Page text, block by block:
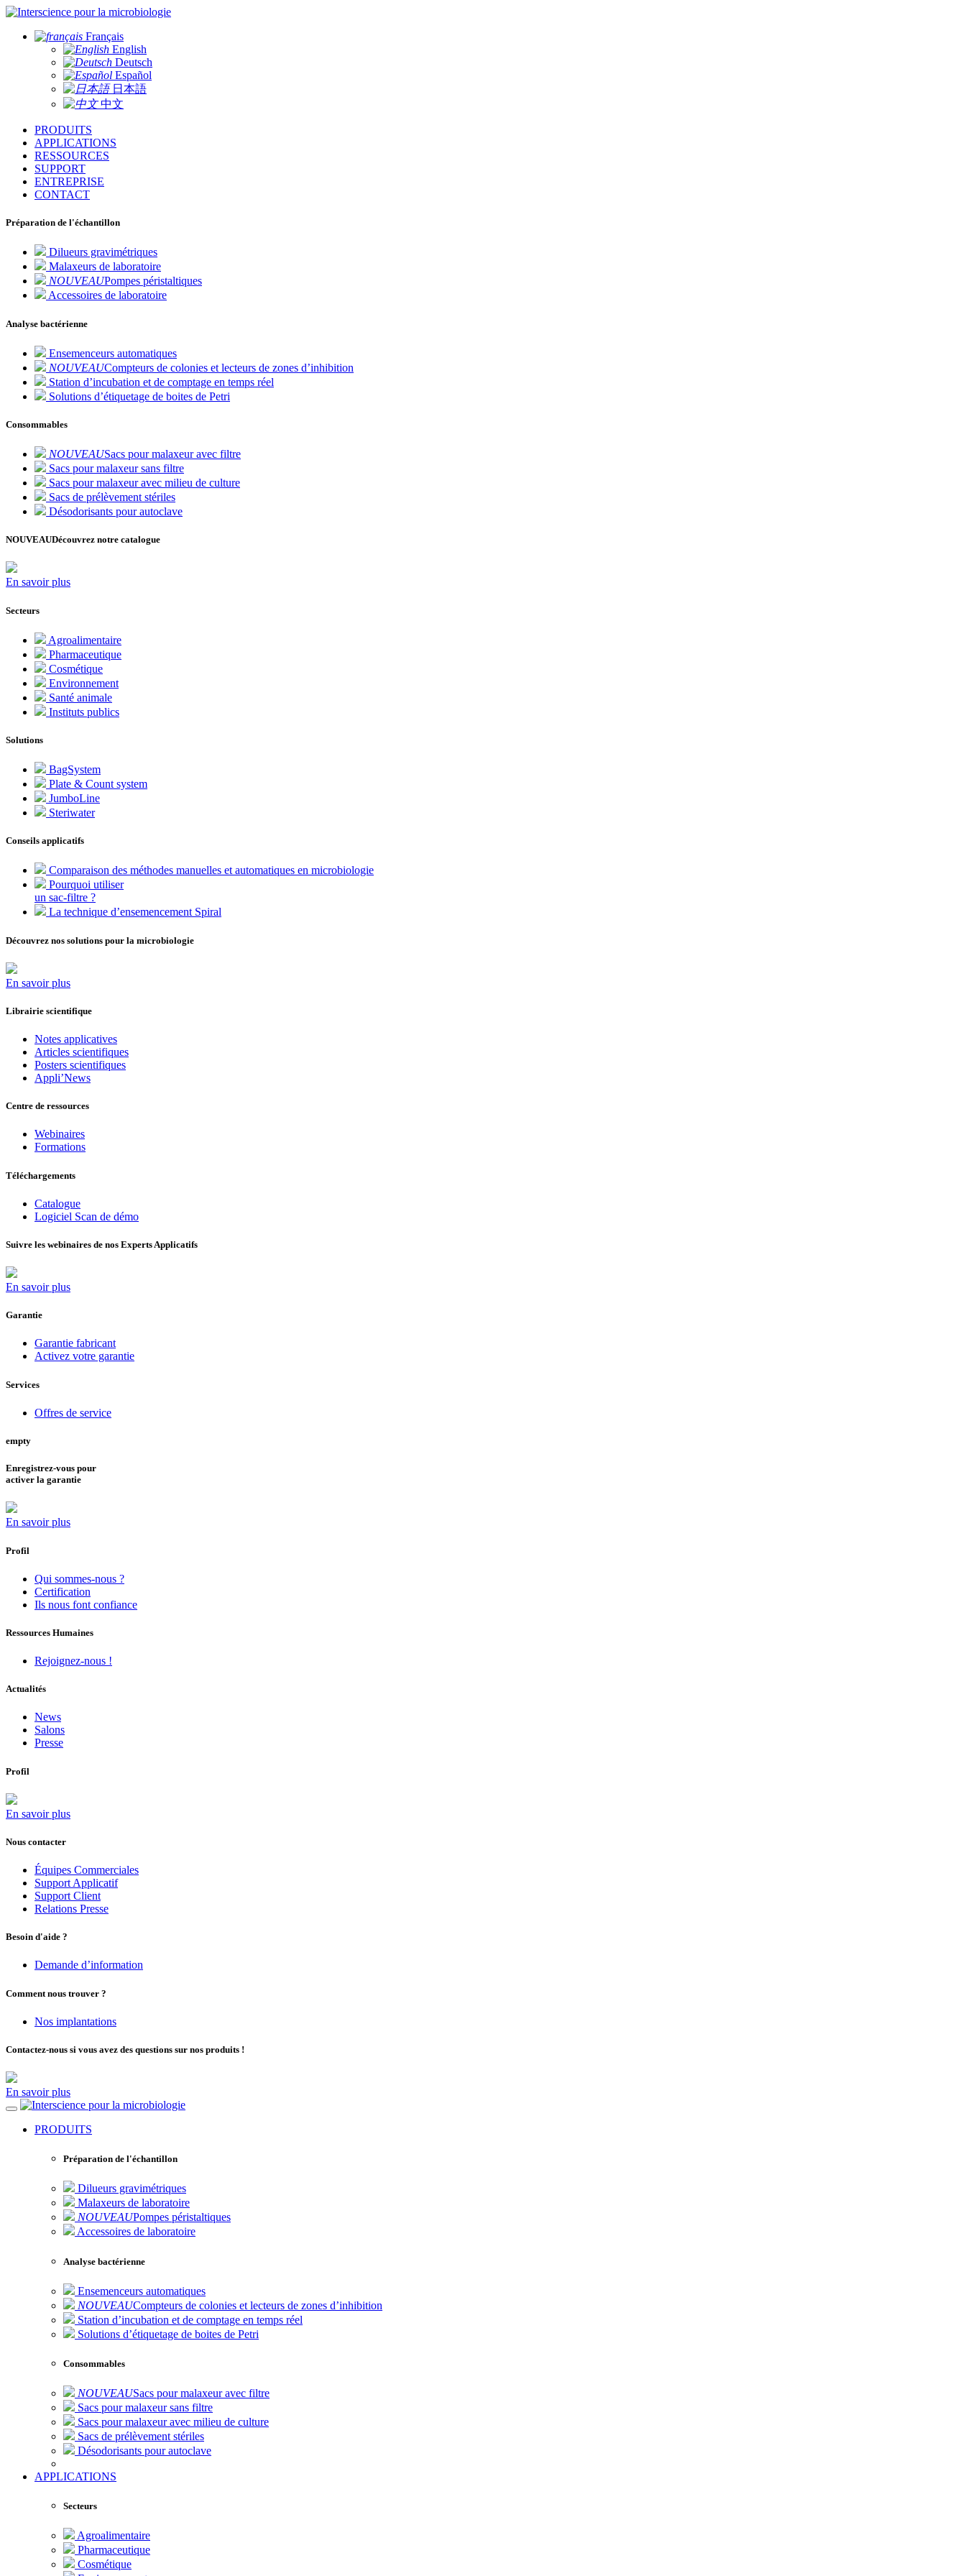
pour la microbiologie
Français
English
Deutsch
Español
日本語
中文
PRODUITS
APPLICATIONS
RESSOURCES
SUPPORT
ENTREPRISE
CONTACT
Préparation de l'échantillon
Dilueurs gravimétriques
Malaxeurs de laboratoire
NOUVEAUPompes péristaltiques
Accessoires de laboratoire
Analyse bactérienne
Ensemenceurs automatiques
NOUVEAUCompteurs de colonies et lecteurs de zones d’inhibition
Station d’incubation et de comptage en temps réel
Solutions d’étiquetage de boites de Petri
Consommables
NOUVEAUSacs pour malaxeur avec filtre
Sacs pour malaxeur sans filtre
Sacs pour malaxeur avec milieu de culture
Sacs de prélèvement stériles
Désodorisants pour autoclave
NOUVEAUDécouvrez notre catalogue
En savoir plus
Secteurs
Agroalimentaire
Pharmaceutique
Cosmétique
Environnement
Santé animale
Instituts publics
Solutions
BagSystem
Plate & Count system
JumboLine
Steriwater
Conseils applicatifs
Comparaison des méthodes manuelles et automatiques en microbiologie
Pourquoi utiliser
un sac-filtre ?
La technique d’ensemencement Spiral
Découvrez nos solutions pour la microbiologie
En savoir plus
Librairie scientifique
Notes applicatives
Articles scientifiques
Posters scientifiques
Appli’News
Centre de ressources
Webinaires
Formations
Téléchargements
Catalogue
Logiciel Scan de démo
Suivre les webinaires de nos Experts Applicatifs
En savoir plus
Garantie
Garantie fabricant
Activez votre garantie
Services
Offres de service
empty
Enregistrez-vous pour
activer la garantie
En savoir plus
Profil
Qui sommes-nous ?
Certification
Ils nous font confiance
Ressources Humaines
Rejoignez-nous !
Actualités
News
Salons
Presse
Profil
En savoir plus
Nous contacter
Équipes Commerciales
Support Applicatif
Support Client
Relations Presse
Besoin d'aide ?
Demande d’information
Comment nous trouver ?
Nos implantations
Contactez-nous si vous avez des questions sur nos produits !
En savoir plus
pour la microbiologie
PRODUITS
Préparation de l'échantillon
Dilueurs gravimétriques
Malaxeurs de laboratoire
NOUVEAUPompes péristaltiques
Accessoires de laboratoire
Analyse bactérienne
Ensemenceurs automatiques
NOUVEAUCompteurs de colonies et lecteurs de zones d’inhibition
Station d’incubation et de comptage en temps réel
Solutions d’étiquetage de boites de Petri
Consommables
NOUVEAUSacs pour malaxeur avec filtre
Sacs pour malaxeur sans filtre
Sacs pour malaxeur avec milieu de culture
Sacs de prélèvement stériles
Désodorisants pour autoclave
APPLICATIONS
Secteurs
Agroalimentaire
Pharmaceutique
Cosmétique